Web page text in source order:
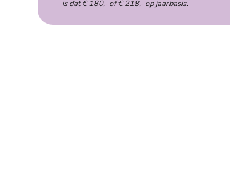
is dat € 180,- of € 218,- op jaarbasis.